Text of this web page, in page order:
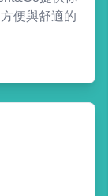
便與舒適的